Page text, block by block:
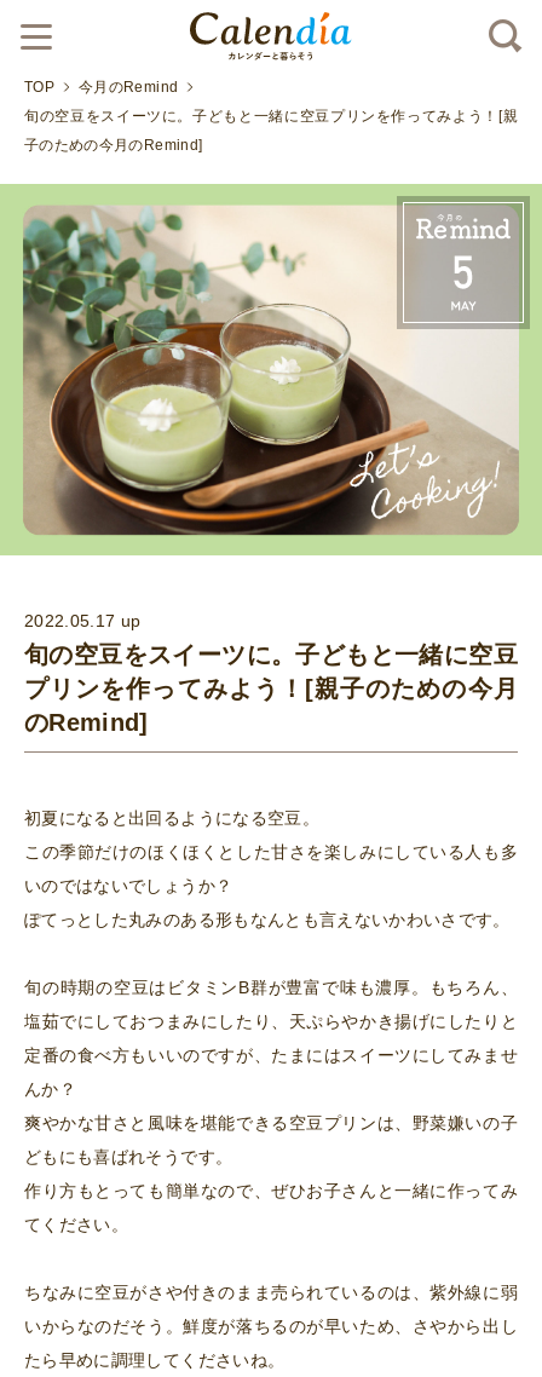
TOP
今月のRemind
旬の空豆をスイーツに。子どもと一緒に空豆プリンを作ってみよう！[親
子のための今月のRemind]
2022.05.17 up
旬の空豆をスイーツに。子どもと一緒に空豆
プリンを作ってみよう！[親子のための今月
のRemind]
初夏になると出回るようになる空豆。
この季節だけのほくほくとした甘さを楽しみにしている人も多
いのではないでしょうか？
ぽてっとした丸みのある形もなんとも言えないかわいさです。
旬の時期の空豆はビタミンB群が豊富で味も濃厚。もちろん、
塩茹でにしておつまみにしたり、天ぷらやかき揚げにしたりと
定番の食べ方もいいのですが、たまにはスイーツにしてみませ
んか？
爽やかな甘さと風味を堪能できる空豆プリンは、野菜嫌いの子
どもにも喜ばれそうです。
作り方もとっても簡単なので、ぜひお子さんと一緒に作ってみ
てください。
ちなみに空豆がさや付きのまま売られているのは、紫外線に弱
いからなのだそう。鮮度が落ちるのが早いため、さやから出し
たら早めに調理してくださいね。